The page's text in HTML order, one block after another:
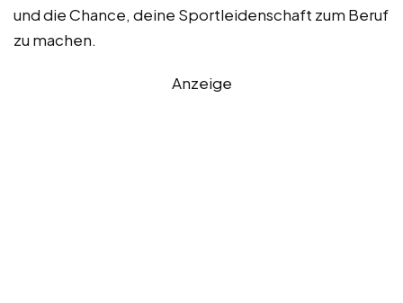
und die Chance, deine Sportleidenschaft zum Beruf
zu machen.
Anzeige